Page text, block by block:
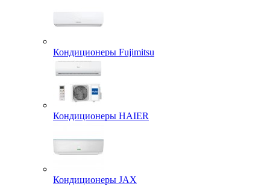
Кондиционеры Fujimitsu
Кондиционеры HAIER
Кондиционеры JAX